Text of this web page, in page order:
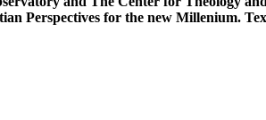
Perspectives for the new Millenium.